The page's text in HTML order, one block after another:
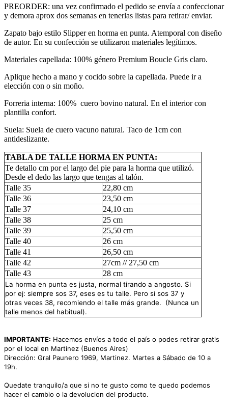
PREORDER: una vez confirmado el pedido se envía a confeccionar
y demora aprox dos semanas en tenerlas listas para retirar/ enviar.
Zapato bajo estilo Slipper en horma en punta. Atemporal con diseño
de autor. En su confección se utilizaron materiales legítimos.
Materiales capellada: 100% género Premium Boucle Gris claro.
Aplique hecho a mano y cocido sobre la capellada. Puede ir a
elección con o sin moño.
Forreria interna: 100% cuero bovino natural. En el interior con
plantilla confort.
Suela: Suela de cuero vacuno natural. Taco de 1cm con
antideslizante.
TABLA DE TALLE HORMA EN PUNTA:
Te detallo cm por el largo del pie para la horma que utilizó.
Desde el dedo las largo que tengas al talón.
Talle 35
22,80 cm
Talle 36
23,50 cm
Talle 37
24,10 cm
Talle 38
25 cm
Talle 39
25,50 cm
Talle 40
26 cm
Talle 41
26,50 cm
Talle 42
27cm // 27,50 cm
Talle 43
28 cm
La horma en punta es justa, normal tirando a angosto. Si
por ej: siempre sos 37, eses es tu talle. Pero si sos 37 y
otras veces 38, recomiendo el talle más grande. (Nunca un
talle menos del habitual).
IMPORTANTE: Hacemos envíos a todo el país o podes retirar gratis
por el local en Martinez (Buenos Aires)
Dirección: Gral Paunero 1969, Martinez. Martes a Sábado de 10 a
19h.
Quedate tranquilo/a que si no te gusto como te quedo podemos
hacer el cambio o la devolucion del producto.